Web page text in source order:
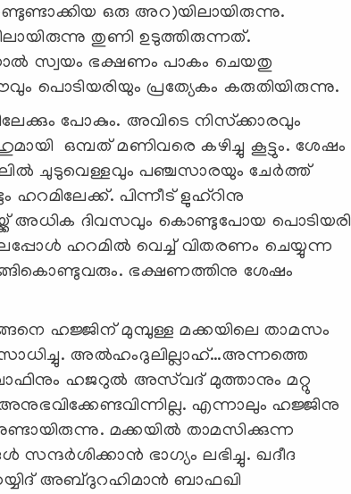
ഒരു അറ)യിലായിരുന്നു.
തുണി ഉടുത്തിരുന്നത്.
സ്വയം ഭക്ഷണം പാകം ചെയതു
പൊടിയരിയും പ്രത്യേകം കരുതിയിരുന്നു.
പോകും. അവിടെ നിസ്‌ക്കാരവും
ഒമ്പത് മണിവരെ കഴിച്ചു കൂട്ടും. ശേഷം
ചുടുവെള്ളവും പഞ്ചസാരയും ചേര്‍ത്ത്
ഹറമിലേക്ക്. പിന്നീട് ളുഹ്‌റിനു
അധിക ദിവസവും കൊണ്ടുപോയ പൊടിയരി
ഹറമില്‍ വെച്ച് വിതരണം ചെയ്യുന്ന
ഭക്ഷണത്തിനു ശേഷം
ഹജ്ജിന് മുമ്പുള്ള മക്കയിലെ താമസം
അല്‍ഹംദുലില്ലാഹ്…അന്നത്തെ
ഹജറുല്‍ അസ്‌വദ് മുത്താനും മറ്റു
എന്നാലും ഹജ്ജിനു
മക്കയില്‍ താമസിക്കുന്ന
സന്ദര്‍ശിക്കാന്‍ ഭാഗ്യം ലഭിച്ചു. ഖദീദ
അബ്ദുറഹിമാന്‍ ബാഫഖി